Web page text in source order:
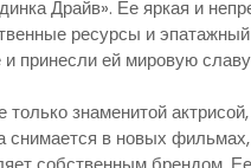
Драйв». Ее яркая и
ресурсы и
принесли ей мировую
знаменитой
в новых